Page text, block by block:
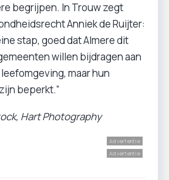
begrijpen. In Trouw zegt
Anniek de Ruijter:
stap, goed dat Almere dit
willen bijdragen aan
maar hun
beperkt.”
Hart Photography
Advertentie
Advertentie